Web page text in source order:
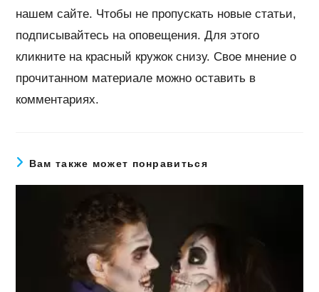
нашем сайте. Чтобы не пропускать новые статьи,
подписывайтесь на оповещения. Для этого
кликните на красный кружок снизу. Свое мнение о
прочитанном материале можно оставить в
комментариях.
Вам также может понравиться